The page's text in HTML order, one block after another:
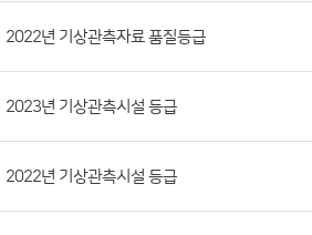
일,
조
회
2022년 기상관측자료 품질등급
2023년 기상관측시설 등급
2022년 기상관측시설 등급